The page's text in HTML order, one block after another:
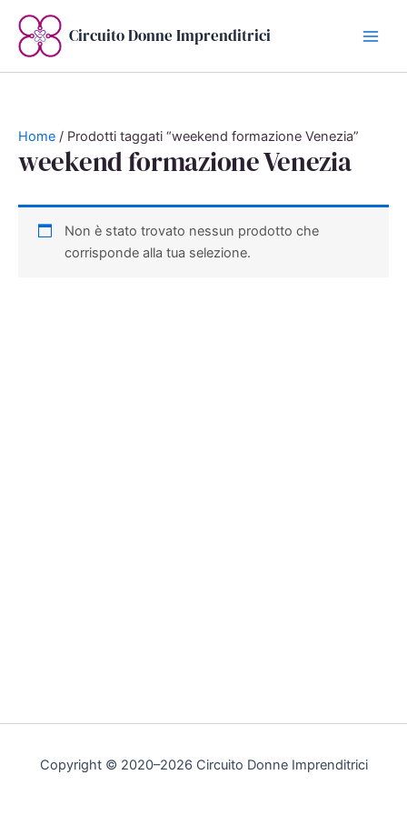
contenuto
Circuito Donne Imprenditrici
Home / Prodotti taggati “weekend formazione Venezia”
weekend formazione Venezia
Non è stato trovato nessun prodotto che
corrisponde alla tua selezione.
Copyright © 2020–2026 Circuito Donne Imprenditrici